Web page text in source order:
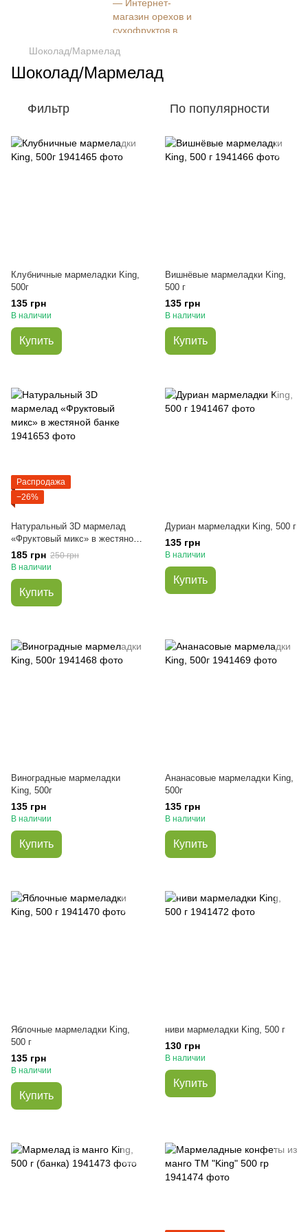
Шоколад/Мармелад
Шоколад/Мармелад
Фильтр По популярности
Клубничные мармеладки King,
500г
135 грн
В наличии
Купить
Вишнёвые мармеладки King,
500 г
135 грн
В наличии
Купить
Распродажа
−26%
Натуральный 3D мармелад
«Фруктовый микс» в жестяной
банке
185 грн 250 грн
В наличии
Купить
Дуриан мармеладки King, 500 г
135 грн
В наличии
Купить
Виноградные мармеладки
King, 500г
135 грн
В наличии
Купить
Ананасовые мармеладки King,
500г
135 грн
В наличии
Купить
Яблочные мармеладки King,
500 г
135 грн
В наличии
Купить
ниви мармеладки King, 500 г
130 грн
В наличии
Купить